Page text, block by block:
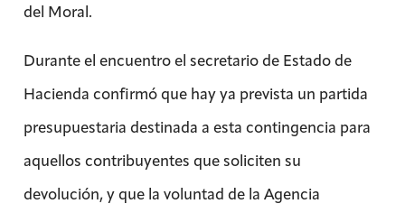
del Moral.
Durante el encuentro el secretario de Estado de
Hacienda confirmó que hay ya prevista un partida
presupuestaria destinada a esta contingencia para
aquellos contribuyentes que soliciten su
devolución, y que la voluntad de la Agencia